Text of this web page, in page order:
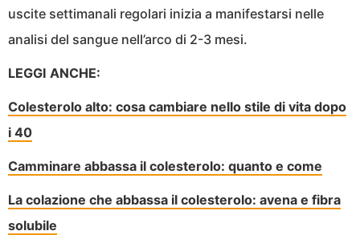
uscite settimanali regolari inizia a manifestarsi nelle
analisi del sangue nell’arco di 2-3 mesi.
LEGGI ANCHE:
Colesterolo alto: cosa cambiare nello stile di vita dopo
i 40
Camminare abbassa il colesterolo: quanto e come
La colazione che abbassa il colesterolo: avena e fibra
solubile